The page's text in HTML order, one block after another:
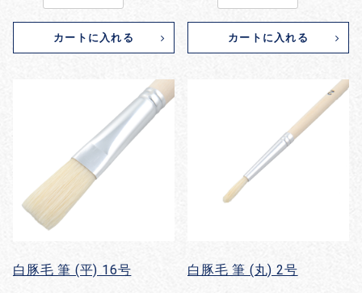
カートに入れる カートに入れる
白豚毛 筆 (平) 16号 白豚毛 筆 (丸) 2号